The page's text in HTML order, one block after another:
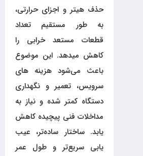
حذف هیتر و اجزای حرارتی،
به طور مستقیم تعداد
قطعات مستعد خرابی را
کاهش میدهد. این موضوع
باعث می‌شود هزینه های
سرویس، تعمیر و نگهداری
دستگاه کمتر شده و نیاز به
مداخلات فنی پیچیده کاهش
یابد. ساختار ساده‌تر، عیب
یابی سریع‌تر و طول عمر